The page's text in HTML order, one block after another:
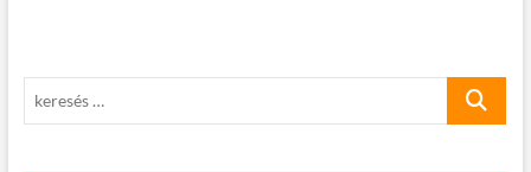
keresés